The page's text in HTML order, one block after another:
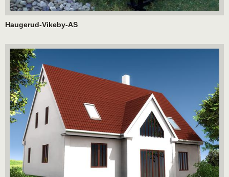
Haugerud-Vikeby-AS